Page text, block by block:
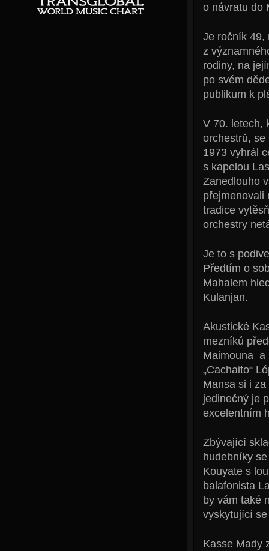
o návratu do
Je ročník 49,
z
rodiny, na
po svém
publikum k
V 70. letech,
orchestrů, se
1973 vyhrál
s kapelou
Zanedlouho
přejmenovali
tradice
orchestry
Je to s
Předtím o
Mahalem
Kulanjan.
Akustické
mezníků
Maimouna a
„Cachaito“
Mansa si i
jedinečný je
excelentním
Zbývající
hudebníky
Kouyate s
balafonista
by vám také
vyskytující
Kasse Mady